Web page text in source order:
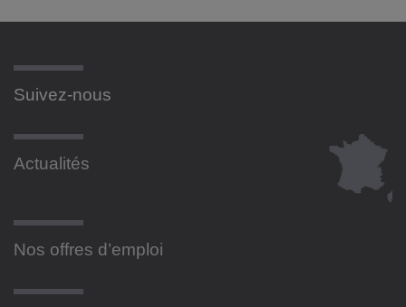
Suivez-nous
Actualités
Nos offres d’emploi